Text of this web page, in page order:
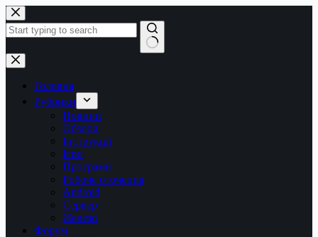
Перейти
до
вмісту
Немає
результатів
Головна
Рубрики
Новини
Обзори
Інструкції
Ігри
Програми
Робоче оточення
Android
Сервер
Железо
Форум